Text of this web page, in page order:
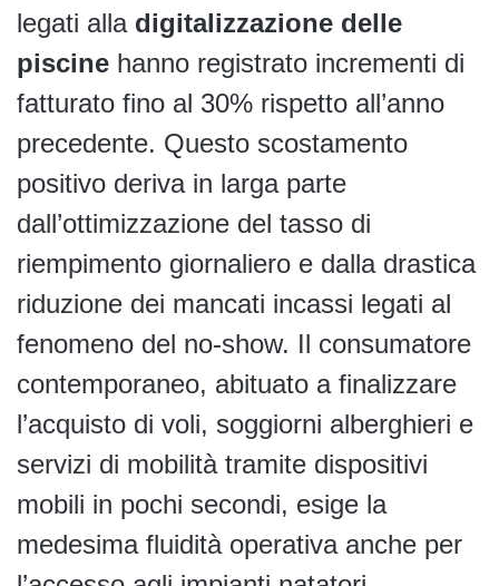
legati alla digitalizzazione delle
piscine hanno registrato incrementi di
fatturato fino al 30% rispetto all’anno
precedente. Questo scostamento
positivo deriva in larga parte
dall’ottimizzazione del tasso di
riempimento giornaliero e dalla drastica
riduzione dei mancati incassi legati al
fenomeno del no-show. Il consumatore
contemporaneo, abituato a finalizzare
l’acquisto di voli, soggiorni alberghieri e
servizi di mobilità tramite dispositivi
mobili in pochi secondi, esige la
medesima fluidità operativa anche per